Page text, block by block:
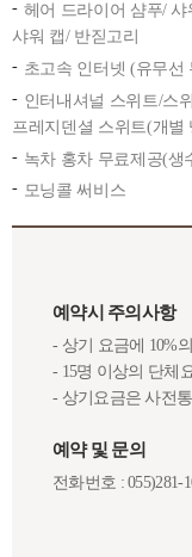
헤어 드라이어 샴푸/ 샤
샤워 캡/ 반짇고리
초고속 인터넷 (유무선
인터내셔널 스위트/스
프레지덴셜 스위트(개별
녹차 홍차 무료제공(생
모닝콜 써비스
예약시 주의사항
- 상기 요금에 10%
- 15명 이상의 단체
- 상기요금은 사전
예약 및 문의
전화번호 : 055)281-